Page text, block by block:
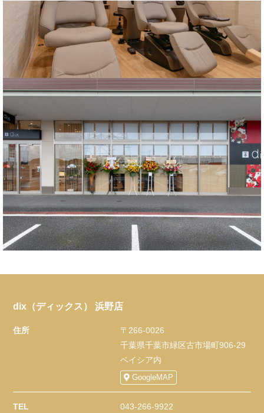
dix（ディックス） 浜野店
住所
〒266-0026
千葉県千葉市緑区古市場町906-29
ベイシア内
GoogleMAP
TEL 043-266-9922